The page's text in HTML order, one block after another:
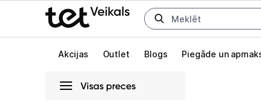
Uz kategorijam Uz galveno saturu
Akcijas Outlet Blogs Piegāde un
Visas preces